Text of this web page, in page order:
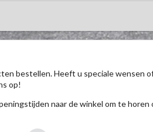
bestellen. Heeft u speciale wensen
op!
naar de winkel om te horen